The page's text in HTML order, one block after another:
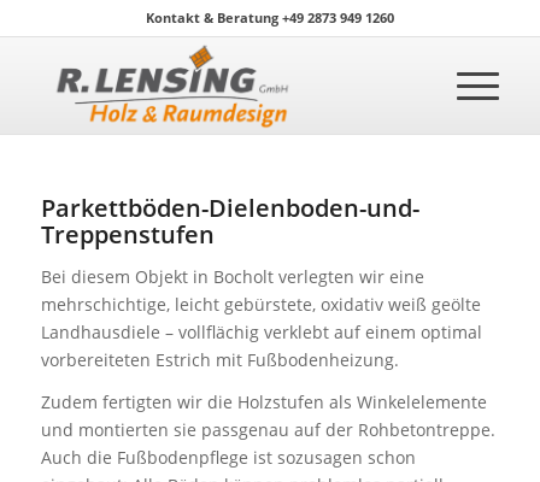
Kontakt & Beratung +49 2873 949 1260
Parkettböden-Dielenboden-und-
Treppenstufen
Bei diesem Objekt in Bocholt verlegten wir eine
mehrschichtige, leicht gebürstete, oxidativ weiß geölte
Landhausdiele – vollflächig verklebt auf einem optimal
vorbereiteten Estrich mit Fußbodenheizung.
Zudem fertigten wir die Holzstufen als Winkelelemente
und montierten sie passgenau auf der Rohbetontreppe.
Auch die Fußbodenpflege ist sozusagen schon